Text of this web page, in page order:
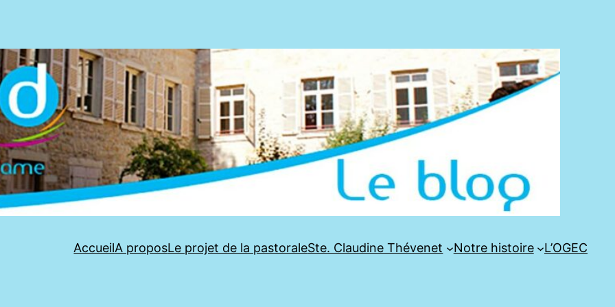
AccueilA proposLe projet de la pastoraleSte. Claudine Thévenet Notre histoire L’OGEC